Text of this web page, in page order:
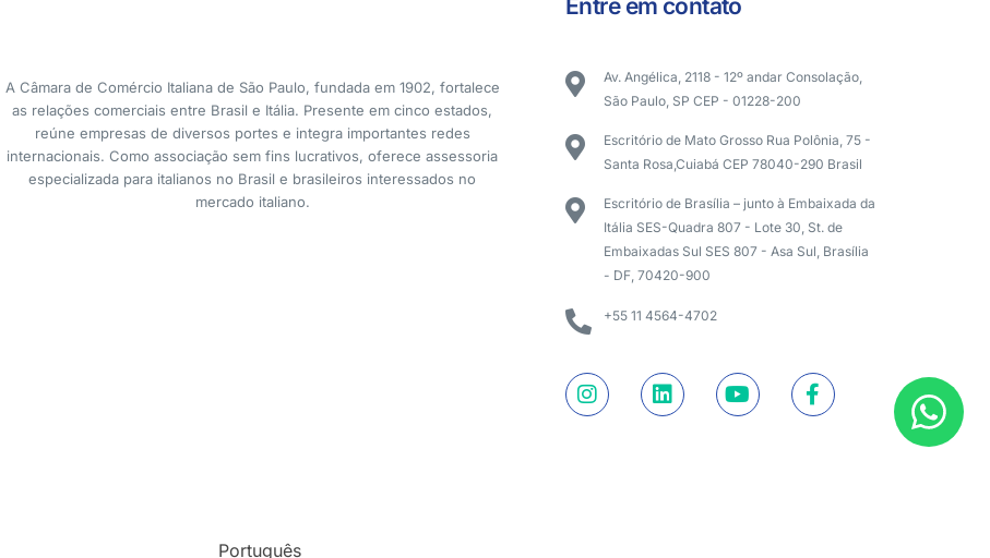
A Câmara de Comércio Italiana de São Paulo, fundada em 1902, fortalece
as relações comerciais entre Brasil e Itália. Presente em cinco estados,
reúne empresas de diversos portes e integra importantes redes
internacionais. Como associação sem fins lucrativos, oferece assessoria
especializada para italianos no Brasil e brasileiros interessados no
mercado italiano.
Entre em contato
Av. Angélica, 2118 - 12º andar Consolação,
São Paulo, SP CEP - 01228-200
Escritório de Mato Grosso Rua Polônia, 75 -
Santa Rosa,Cuiabá CEP 78040-290 Brasil
Escritório de Brasília – junto à Embaixada da
Itália SES-Quadra 807 - Lote 30, St. de
Embaixadas Sul SES 807 - Asa Sul, Brasília
- DF, 70420-900
+55 11 4564-4702
Português